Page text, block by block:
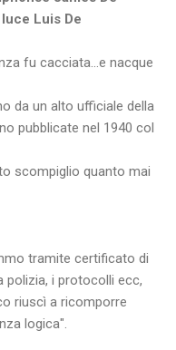
Luis De
fu cacciata...e nacque
da un alto ufficiale della
pubblicate nel 1940 col
scompiglio quanto mai
tramite certificato di
polizia, i protocolli ecc,
riuscì a ricomporre
logica".